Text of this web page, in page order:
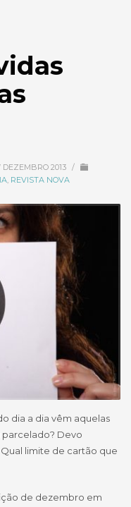
DEZEMBRO 2013 /
REVISTA NOVA
dia a dia vêm aquelas
parcelado? Devo
limite de cartão que
de dezembro em